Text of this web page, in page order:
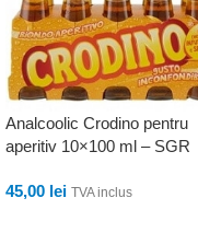
Analcoolic Crodino pentru
aperitiv 10×100 ml – SGR
45,00 lei TVA inclus